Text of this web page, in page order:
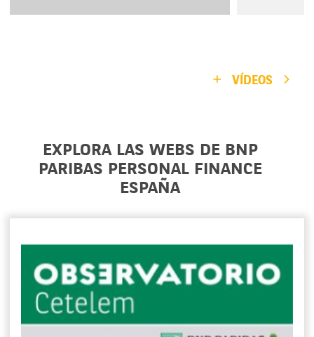
VÍDEOS
EXPLORA LAS WEBS DE BNP
PARIBAS PERSONAL FINANCE
ESPAÑA